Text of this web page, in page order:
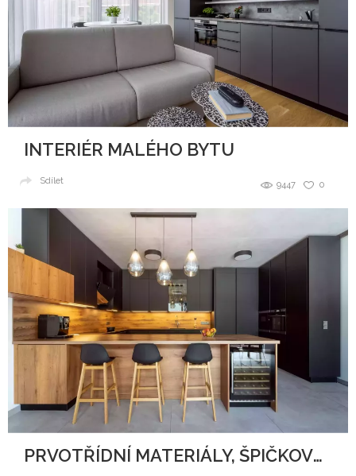
INTERIÉR MALÉHO BYTU
0
9447
Sdílet
PRVOTŘÍDNÍ MATERIÁLY, ŠPIČKOVÝ DESIGN A DOKONALÉ ZPRACOVÁNÍ